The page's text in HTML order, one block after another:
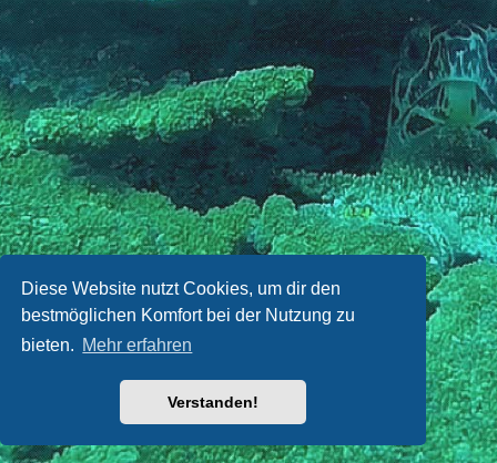
Diese Website nutzt Cookies, um dir den
bestmöglichen Komfort bei der Nutzung zu
bieten. Mehr erfahren
Verstanden!